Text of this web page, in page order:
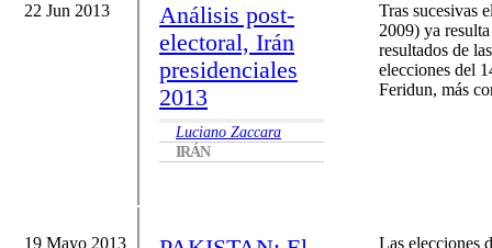
22 Jun 2013
Análisis post-
electoral, Irán
presidenciales
2013
Luciano Zaccara
IRÁN
Tras sucesivas
2009) ya
resultados de
elecciones del
Feridun, más
19 Mayo 2013
Las elecciones